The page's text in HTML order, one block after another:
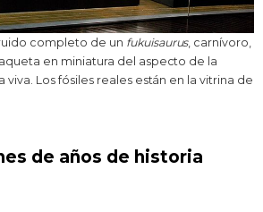
completo de un fukuisaurus, carnívoro,
en miniatura del aspecto de la
Los fósiles reales están en la vitrina de
de años de historia